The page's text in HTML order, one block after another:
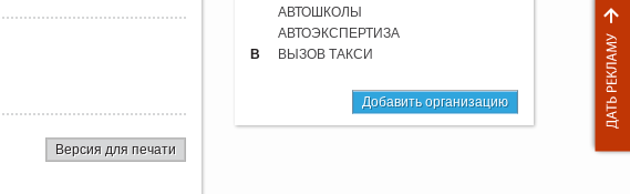
Версия для печати
АВТОШКОЛЫ
АВТОЭКСПЕРТИЗА
В
ВЫЗОВ ТАКСИ
Добавить организацию